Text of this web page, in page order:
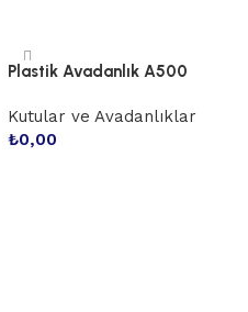
Plastik Avadanlık A500
Kutular ve Avadanlıklar
₺0,00